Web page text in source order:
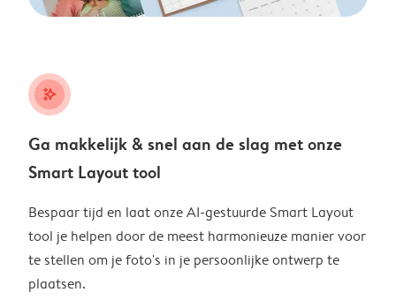
stars_plus
Ga makkelijk & snel aan de slag met onze
Smart Layout tool
Bespaar tijd en laat onze AI-gestuurde Smart Layout
tool je helpen door de meest harmonieuze manier voor
te stellen om je foto's in je persoonlijke ontwerp te
plaatsen.